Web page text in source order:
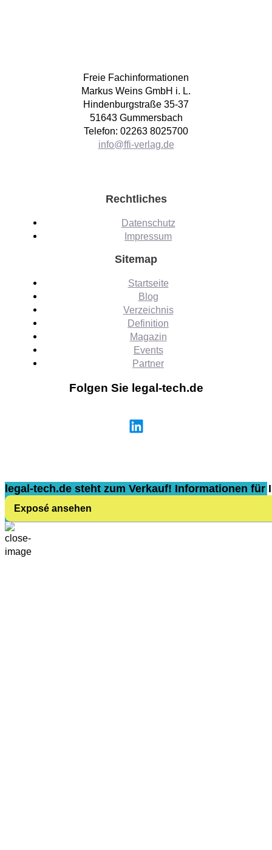
Freie Fachinformationen
Markus Weins GmbH i. L.
Hindenburgstraße 35-37
51643 Gummersbach
Telefon: 02263 8025700
info@ffi-verlag.de
Rechtliches
Datenschutz
Impressum
Sitemap
Startseite
Blog
Verzeichnis
Definition
Magazin
Events
Partner
Folgen Sie legal-tech.de
legal-tech.de steht zum Verkauf! Informationen für
Exposé ansehen